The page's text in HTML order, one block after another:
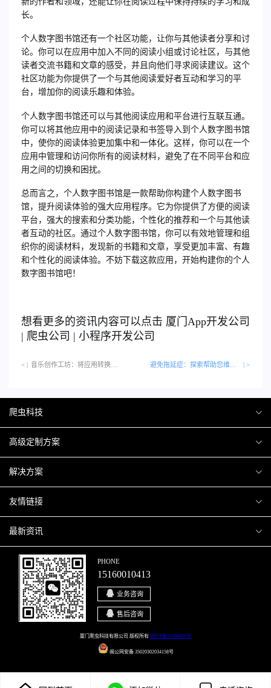
长。
个人数字图书馆还有一个社区功能，让你与其他读者分享和讨
论。你可以在应用中加入不同的阅读小组或讨论社区，与其他
读者交流书籍和文章的感受，并且向他们寻求阅读建议。这个
社区功能为你提供了一个与其他阅读爱好者互动和学习的平
台，增加你的阅读乐趣和体验。
个人数字图书馆还可以与其他阅读应用和平台进行互联互通。
你可以将其他应用中的阅读记录和书签导入到个人数字图书馆
中，使你的阅读体验更加集中和一体化。这样，你可以在一个
应用中管理和访问你所有的阅读材料，避免了在不同平台和应
用之间的切换和困扰。
总而言之，个人数字图书馆是一款帮助你构建个人数字图书
馆，提升阅读体验的强大应用程序。它为你提供了方便的阅读
平台，强大的搜索和分类功能，个性化的推荐和一个与其他读
者互动的社区。通过个人数字图书馆，你可以有效地管理和组
织你的阅读材料，发现新的书籍和文章，享受更加丰富、有趣
和个性化的阅读体验。不妨下载这款应用，开始构建你的个人
数字图书馆吧！
想看更多的资讯内容可以点击 厦门 App开发公司
| 爬虫公司 | 小程序开发公司
< | | >
爬虫科技
爬虫案例
关于爬虫
高级定制方案
H5互动营销
微信小程序
移动APP
解决方案
商城解决方案
商城会员积分商城解决方案
网站解决方案
智慧校园解决方案
智慧停车解决方案
友情链接
厦门小程序开发
厦门APP开发
厦门微商城开发
博客园
最新资讯
行业资讯
爬虫动态
PHONE
15160010413
业务咨询
售后咨询
厦门爬虫科技有限公司 版权所有 闽ICP备17000429号
闽公网安备 35020302034158号